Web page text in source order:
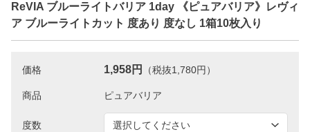
ReVIA ブルーライトバリア 1day 《ピュアバリア》レヴィ
ア ブルーライトカット 度あり 度なし 1箱10枚入り
価格 1,958円 （税抜1,780円）
商品
度数